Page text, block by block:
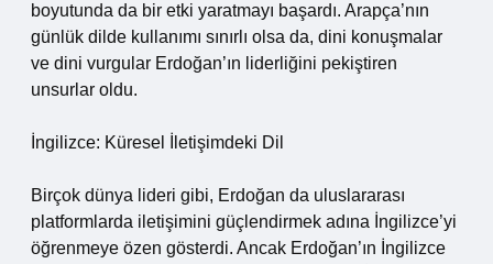
boyutunda da bir etki yaratmayı başardı. Arapça’nın
günlük dilde kullanımı sınırlı olsa da, dini konuşmalar
ve dini vurgular Erdoğan’ın liderliğini pekiştiren
unsurlar oldu.
İngilizce: Küresel İletişimdeki Dil
Birçok dünya lideri gibi, Erdoğan da uluslararası
platformlarda iletişimini güçlendirmek adına İngilizce’yi
öğrenmeye özen gösterdi. Ancak Erdoğan’ın İngilizce